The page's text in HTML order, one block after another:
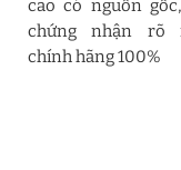
cao có nguồn
chứng nhận rõ
chính hãng 100%